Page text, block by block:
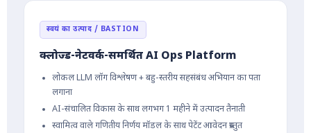
स्वयं का उत्पाद / BASTION
क्लोज्ड-नेटवर्क-समर्थित AI Ops Platform
लोकल LLM लॉग विश्लेषण + बहु-स्तरीय सहसंबंध अभियान का पता
लगाना
AI-संचालित विकास के साथ लगभग 1 महीने में उत्पादन तैनाती
स्वामित्व वाले गणितीय निर्णय मॉडल के साथ पेटेंट आवेदन प्रस्तुत